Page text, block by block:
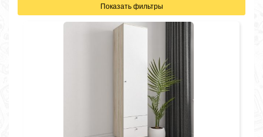
Показать фильтры